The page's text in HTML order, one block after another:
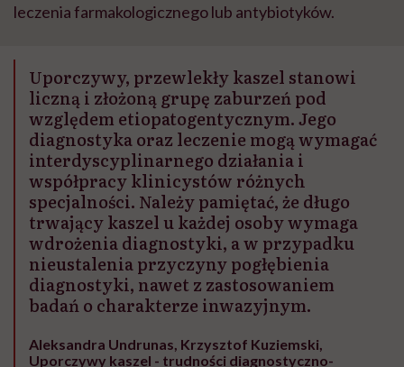
leczenia farmakologicznego lub antybiotyków.
Uporczywy, przewlekły kaszel stanowi
liczną i złożoną grupę zaburzeń pod
względem etiopatogentycznym. Jego
diagnostyka oraz leczenie mogą wymagać
interdyscyplinarnego działania i
współpracy klinicystów różnych
specjalności. Należy pamiętać, że długo
trwający kaszel u każdej osoby wymaga
wdrożenia diagnostyki, a w przypadku
nieustalenia przyczyny pogłębienia
diagnostyki, nawet z zastosowaniem
badań o charakterze inwazyjnym.
Aleksandra Undrunas, Krzysztof Kuziemski,
Uporczywy kaszel - trudności diagnostyczno-